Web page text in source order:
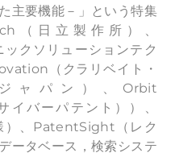
主要機能－」という特集
（日立製作所）、
クソリューションテク
（クラリベイト・
ャパン）、Orbit
バーパテント））、
）、PatentSight（レク
ータベース，検索システ